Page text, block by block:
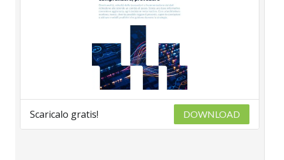
Scaricalo gratis! DOWNLOAD